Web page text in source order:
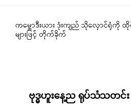
ကမ္ဘောဒီးယား ဒုံးကျည် သိုလှောင်ရုံကို
များဖြင့် တိုက်ခိုက်
ဗုဒ္ဓဟူးနေ့ည ရုပ်သံသတင်း